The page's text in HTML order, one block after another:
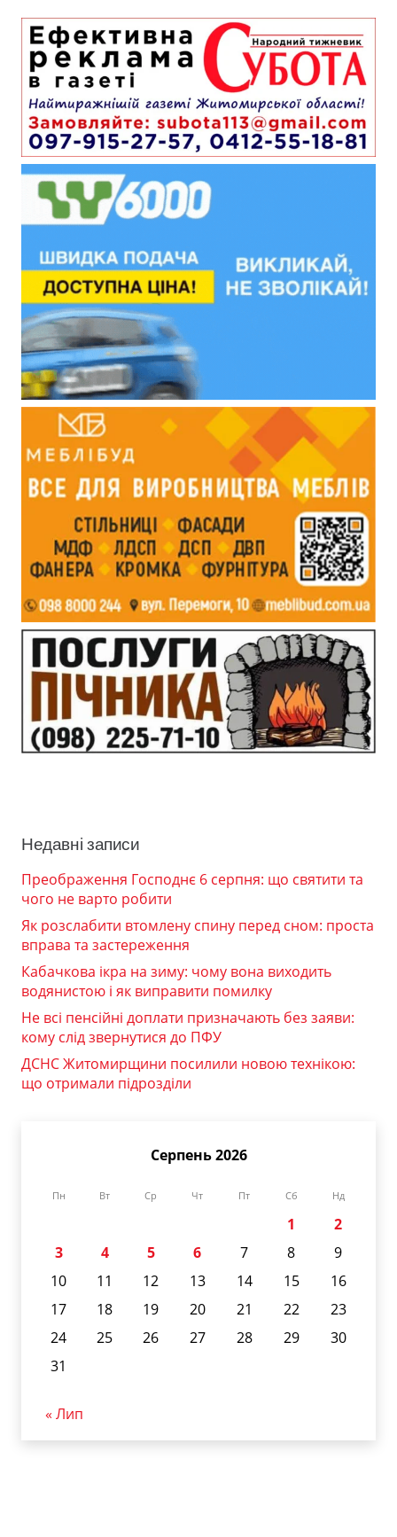
Недавні записи
Преображення Господнє 6 серпня: що святити та
чого не варто робити
Як розслабити втомлену спину перед сном: проста
вправа та застереження
Кабачкова ікра на зиму: чому вона виходить
водянистою і як виправити помилку
Не всі пенсійні доплати призначають без заяви:
кому слід звернутися до ПФУ
ДСНС Житомирщини посилили новою технікою:
що отримали підрозділи
Серпень 2026
Пн Вт Ср Чт Пт Сб Нд
1
2
3
4 5 6 7 8
9
10
11 12 13 14 15
16
17
18 19 20 21 22
23
24
25 26 27 28 29
30
31
« Лип